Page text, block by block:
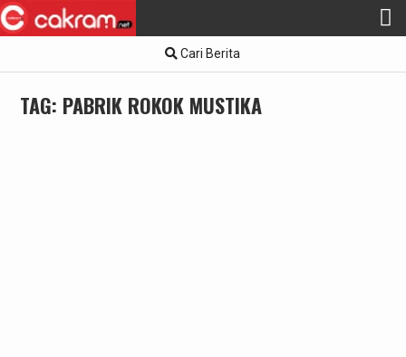
to
Cari Berita
TAG: PABRIK ROKOK MUSTIKA